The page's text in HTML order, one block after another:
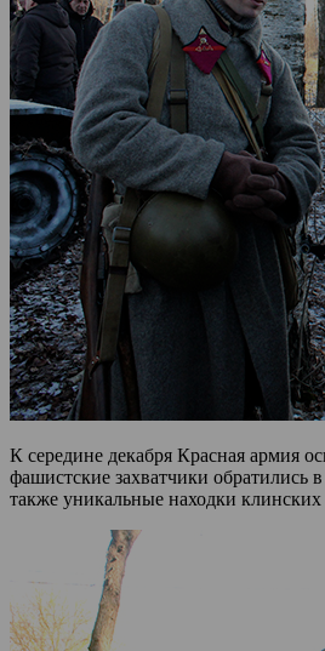
К середине декабря Красная армия
фашистские захватчики обратились
также уникальные находки клинских